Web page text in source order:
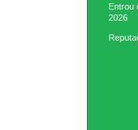
Entrou
2026